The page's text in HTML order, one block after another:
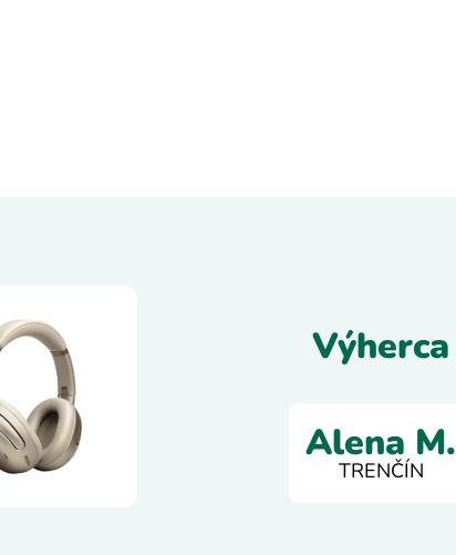
Výherca
Alena M.
TRENČÍN